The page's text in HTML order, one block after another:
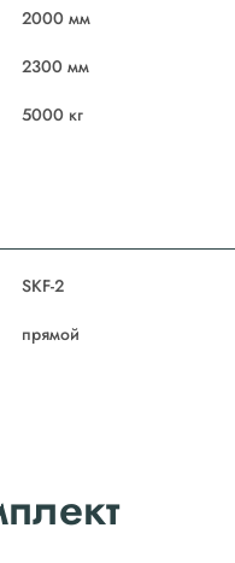
2000 мм
2300 мм
5000 кг
SKF-2
прямой